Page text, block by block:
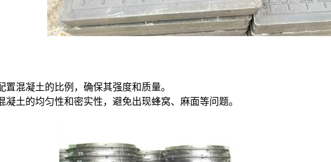
置混凝土的比例，确保其强度和质量。
凝土的均匀性和密实性，避免出现蜂窝、麻面等问题。